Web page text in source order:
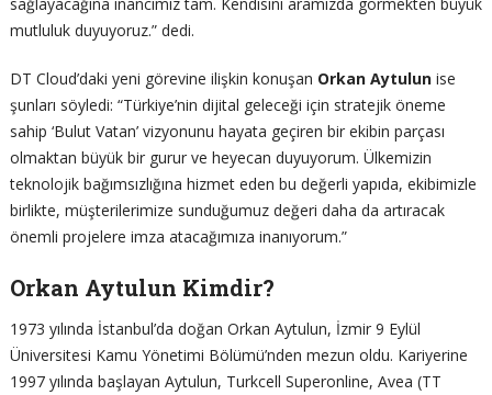
mutluluk duyuyoruz.” dedi.
DT Cloud’daki yeni görevine ilişkin konuşan Orkan Aytulunise
şunları söyledi: “Türkiye’nin dijital geleceği için stratejik öneme
sahip ‘Bulut Vatan’ vizyonunu hayata geçiren bir ekibin parçası
olmaktan büyük bir gurur ve heyecan duyuyorum. Ülkemizin
teknolojik bağımsızlığına hizmet eden bu değerli yapıda, ekibimizle
birlikte, müşterilerimize sunduğumuz değeri daha da artıracak
önemli projelere imza atacağımıza inanıyorum.”
Orkan Aytulun Kimdir?
1973 yılında İstanbul’da doğan Orkan Aytulun, İzmir 9 Eylül
Üniversitesi Kamu Yönetimi Bölümü’nden mezun oldu. Kariyerine
1997 yılında başlayan Aytulun, Turkcell Superonline, Avea (TT